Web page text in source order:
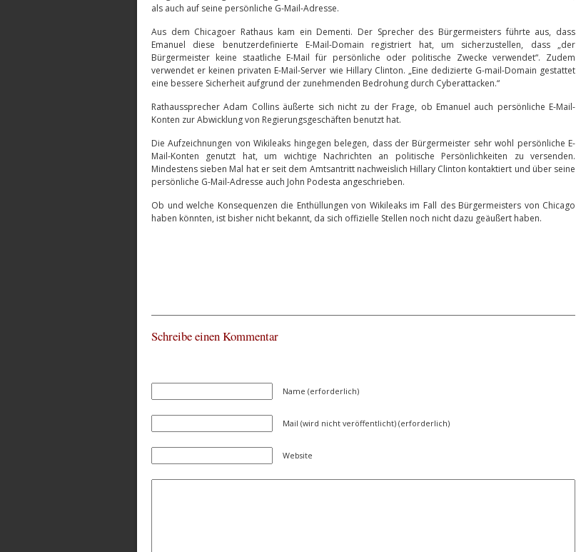
als auch auf seine persönliche G-Mail-Adresse.
Aus dem Chicagoer Rathaus kam ein Dementi. Der Sprecher des Bürgermeisters führte aus, dass
Emanuel diese benutzerdefinierte E-Mail-Domain registriert hat, um sicherzustellen, dass „der
Bürgermeister keine staatliche E-Mail für persönliche oder politische Zwecke verwendet“. Zudem
verwendet er keinen privaten E-Mail-Server wie Hillary Clinton. „Eine dedizierte G-mail-Domain gestattet
eine bessere Sicherheit aufgrund der zunehmenden Bedrohung durch Cyberattacken.“
Rathaussprecher Adam Collins äußerte sich nicht zu der Frage, ob Emanuel auch persönliche E-Mail-
Konten zur Abwicklung von Regierungsgeschäften benutzt hat.
Die Aufzeichnungen von Wikileaks hingegen belegen, dass der Bürgermeister sehr wohl persönliche E-
Mail-Konten genutzt hat, um wichtige Nachrichten an politische Persönlichkeiten zu versenden.
Mindestens sieben Mal hat er seit dem Amtsantritt nachweislich Hillary Clinton kontaktiert und über seine
persönliche G-Mail-Adresse auch John Podesta angeschrieben.
Ob und welche Konsequenzen die Enthüllungen von Wikileaks im Fall des Bürgermeisters von Chicago
haben könnten, ist bisher nicht bekannt, da sich offizielle Stellen noch nicht dazu geäußert haben.
Schreibe einen Kommentar
Name (erforderlich)
Mail (wird nicht veröffentlicht) (erforderlich)
Website